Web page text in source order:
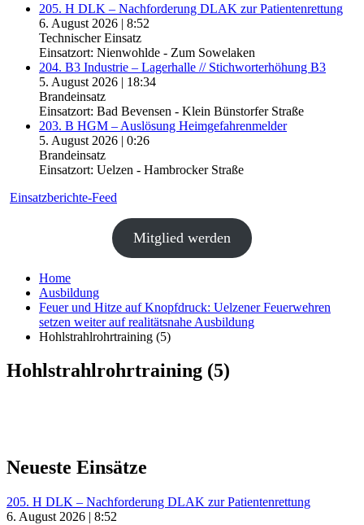
205. H DLK – Nachforderung DLAK zur Patientenrettung
6. August 2026 | 8:52
Technischer Einsatz
Einsatzort: Nienwohlde - Zum Sowelaken
204. B3 Industrie – Lagerhalle // Stichworterhöhung B3
5. August 2026 | 18:34
Brandeinsatz
Einsatzort: Bad Bevensen - Klein Bünstorfer Straße
203. B HGM – Auslösung Heimgefahrenmelder
5. August 2026 | 0:26
Brandeinsatz
Einsatzort: Uelzen - Hambrocker Straße
Einsatzberichte-Feed
Mitglied werden
Home
Ausbildung
Feuer und Hitze auf Knopfdruck: Uelzener Feuerwehren
setzen weiter auf realitätsnahe Ausbildung
Hohlstrahlrohrtraining (5)
Hohlstrahlrohrtraining (5)
Neueste Einsätze
205. H DLK – Nachforderung DLAK zur Patientenrettung
6. August 2026 | 8:52